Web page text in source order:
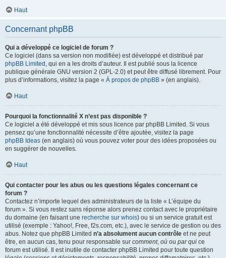
Haut
Concernant phpBB
Qui a développé ce logiciel de forum ?
Ce logiciel (dans sa version non modifiée) est développé et distribué par
phpBB Limited , qui en a les droits d’auteur. Il est publié sous la licence
publique générale GNU version 2 (GPL-2.0) et peut être diffusé librement. Pour
plus d’informations, visitez la page « À propos de phpBB » (en anglais).
Haut
Pourquoi la fonctionnalité X n’est pas disponible ?
Ce logiciel a été développé et mis sous licence par phpBB Limited. Si vous
pensez qu’une fonctionnalité nécessite d’être ajoutée, visitez la page
phpBB Ideas (en anglais) où vous pouvez voter pour des idées proposées ou
en suggérer de nouvelles.
Haut
Qui contacter pour les abus ou les questions légales concernant ce
forum ?
Contactez n’importe lequel des administrateurs de la liste « L’équipe du
forum ». Si vous restez sans réponse alors prenez contact avec le propriétaire
du domaine (en faisant une recherche sur whois) ou si un service gratuit est
utilisé (exemple : Yahoo!, Free, f2s.com, etc.), avec le service de gestion ou des
abus. Notez que phpBB Limited n’a absolument aucun contrôle et ne peut
être, en aucun cas, tenu pour responsable sur comment, où ou par qui ce
forum est utilisé. Il est inutile de contacter phpBB Limited pour toute question